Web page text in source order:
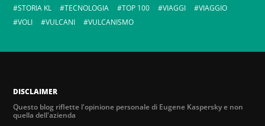
STORIA KL
TECNOLOGIA TOP 100 VIAGGI
VIAGGIO
VOLI
VULCANI VULCANISMO
DISCLAIMER
Questo blog riflette l'opinione personale di Eugene Kaspersky e non
quella dell'azienda